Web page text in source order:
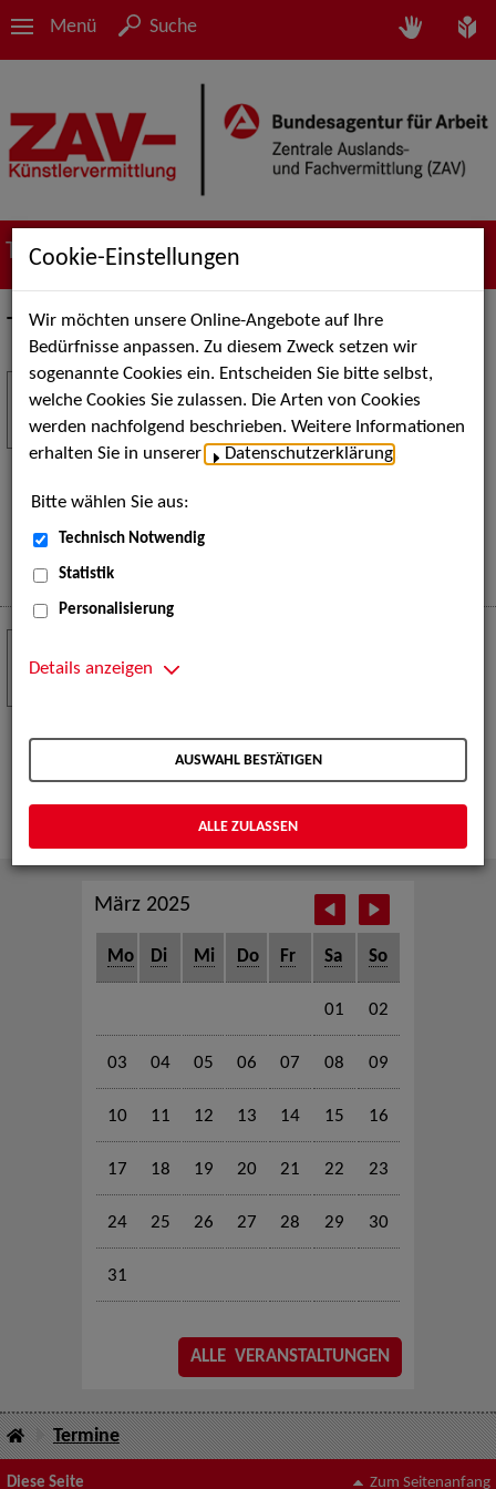
Menü Suche
Termine
Termine
Stuttgart Street Art
Kunst, Live-Acts und Aktionen für Kinder und
Familien. Die Stuttgart Street Art verwandelt den
eine große Open-Air-Bühne voller Akrobatik, Tanz,
Musik und beeindruckender Live-Performances.
Mehr
18
JUL
Serienfestival Weimar
TeleVisionale – Film- und Serienfestival in Weimar
und Eventpartnerin des Crew Call Weimar.
Mehr
NOV
März 2025
Mo Di Mi Do Fr Sa So
01 02
03 04 05 06 07 08 09
10 11 12 13 14 15 16
17 18 19 20 21 22 23
24 25 26 27 28 29 30
31
ALLE VERANSTALTUNGEN
Termine
Diese Seite Zum Seitenanfang
Cookie-Einstellungen
Wir möchten unsere Online-Angebote auf Ihre
Bedürfnisse anpassen. Zu diesem Zweck setzen wir
sogenannte Cookies ein. Entscheiden Sie bitte selbst,
welche Cookies Sie zulassen. Die Arten von Cookies
werden nachfolgend beschrieben. Weitere Informationen
erhalten Sie in unserer
Datenschutzerklärung
Bitte wählen Sie aus:
Technisch Notwendig
Statistik
Personalisierung
Details anzeigen
AUSWAHL BESTÄTIGEN
ALLE ZULASSEN